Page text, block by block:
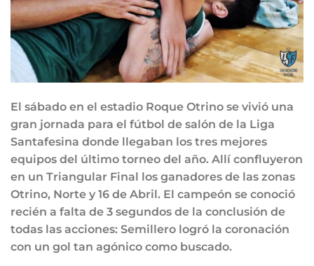
El sábado en el estadio Roque Otrino se vivió una
gran jornada para el fútbol de salón de la Liga
Santafesina donde llegaban los tres mejores
equipos del último torneo del año. Allí confluyeron
en un Triangular Final los ganadores de las zonas
Otrino, Norte y 16 de Abril. El campeón se conoció
recién a falta de 3 segundos de la conclusión de
todas las acciones: Semillero logró la coronación
con un gol tan agónico como buscado.